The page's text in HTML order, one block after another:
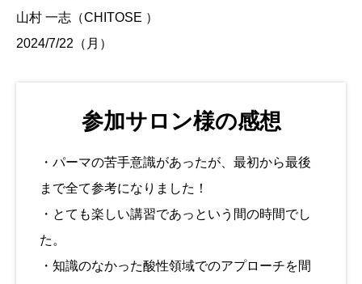
山村 一志（CHITOSE ）
2024/7/22（月）
参加サロン様の感想
・パーマの苦手意識があったが、最初から最後
まで全て参考になりました！
・とても楽しい講習であっという間の時間でし
た。
・知識のなかった酸性領域でのアプローチを間